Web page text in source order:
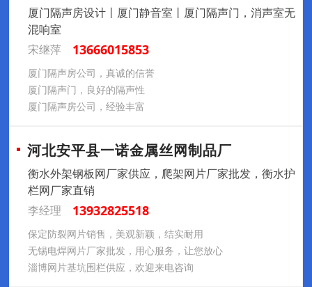
厦门隔声房设计丨厦门静音室丨厦门隔声门，消声室无
混响室
宋继萍
13666015853
厦门隔声房公司，真诚的信誉
厦门隔声门，良好的隔声性
厦门隔声房公司，经验丰富
河北安平县一诺金属丝网制品厂
衡水外架钢板网厂家供应，爬架网片厂家批发，衡水护
栏网厂家直销
李经理
13932825518
保定防裂网片销售，美观新颖，结实耐用
无锡电焊网片厂家批发，用心服务，让您放心
淄博网片基坑围栏供应，欢迎来电咨询